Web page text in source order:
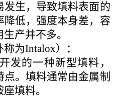
生，导致填料表面的
低，强度本身差，容
产并不多。
称为Intalox）：
发的一种新型填料，
。填料通常由金属制
填料。